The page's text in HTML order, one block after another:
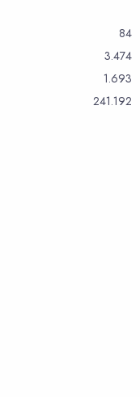
84
3.474
1.693
241.192